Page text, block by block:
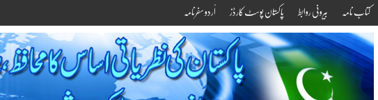
کتاب نامہ بیرونی روابط پاکستان پوسٹ کارڈز اُردو سفرنامہ